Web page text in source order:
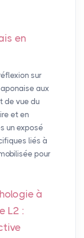
en
sur
aux
de vue du
et en
un exposé
liés à
pour
à
L2 :